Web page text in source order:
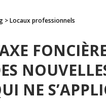
>Locaux professionnels
NE